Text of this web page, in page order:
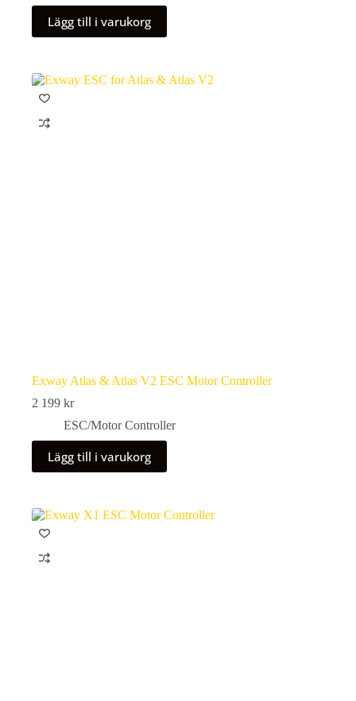
Lägg till i varukorg
Exway Atlas & Atlas V2 ESC Motor Controller
2 199 kr
ESC/Motor Controller
Lägg till i varukorg